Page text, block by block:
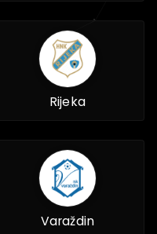
Rijeka
Varaždin